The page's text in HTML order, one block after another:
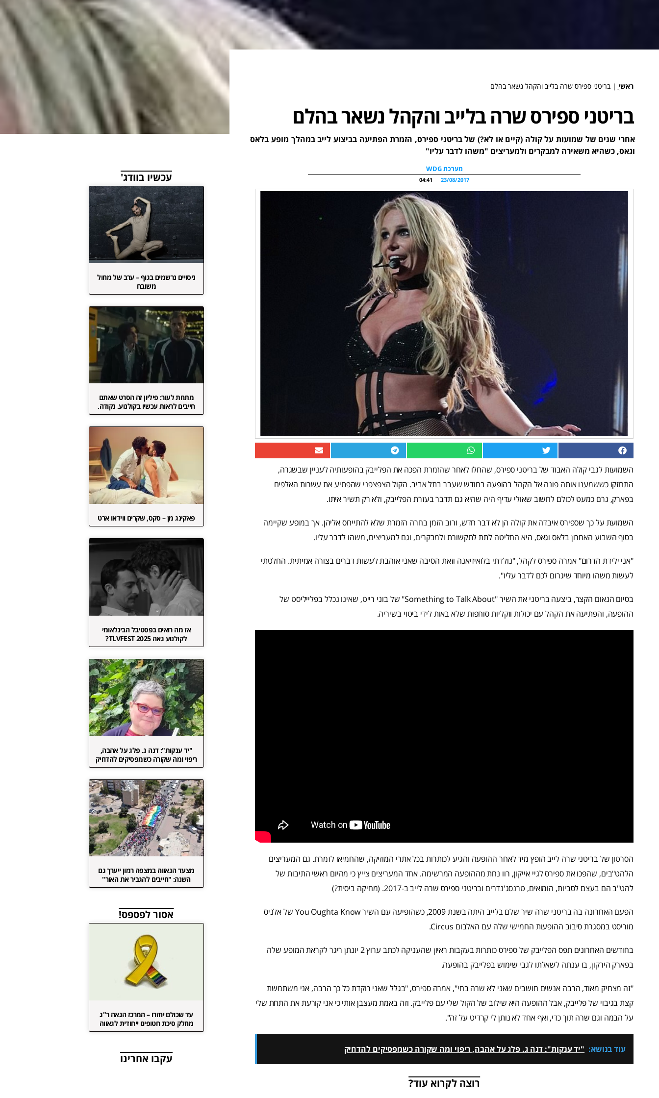
ראשי ֻ|בריטני ספירס שרה בלייב והקהל נשאר בהלם
בריטני ספירס שרה בלייב והקהל נשאר בהלם
אחרי שנים של שמועות על קולה (קיים או לא?) של בריטני ספירס, הזמרת הפתיעה בביצוע לייב במהלך מופע בלאס
וגאס, כשהיא משאירה למבקרים ולמעריצים "משהו לדבר עליו"
מערכת WDG
23/08/2017
04:41
השמועות לגבי קולה האבוד של בריטני ספירס, שהחלו לאחר שהזמרת הפכה את הפלייבק בהופעותיה לעניין שבשגרה,
התחזקו כששמענו אותה פונה אל הקהל בהופעה בחודש שעבר בתל אביב. הקול הצפצפני שהפתיע את עשרות האלפים
בפארק, גרם כמעט לכולם לחשוב שאולי עדיף היה שהיא גם תדבר בעזרת הפלייבק, ולא רק תשיר איתו.
השמועת על כך שספירס איבדה את קולה הן לא דבר חדש, ורוב הזמן בחרה הזמרת שלא להתייחס אליהן. אך במופע שקיימה
בסוף השבוע האחרון בלאס וגאס, היא החליטה לתת לתקשורת ולמבקרים, וגם למעריצים, משהו לדבר עליו.
"אני ילידת הדרום" אמרה ספירס לקהל, "נולדתי בלואיזיאנה וזאת הסיבה שאני אוהבת לעשות דברים בצורה אמיתית. החלטתי
לעשות משהו מיוחד שיגרום לכם לדבר עליו".
בסיום הנאום הקצר, ביצעה בריטני את השיר "Something to Talk About" של בוני רייט, שאינו נכלל בפלייליסט של
ההופעה, והפתיעה את הקהל עם יכולות ווקליות סוחפות שלא באות לידי ביטוי בשיריה.
הסרטון של בריטני שרה לייב הופץ מיד לאחר ההופעה והגיע לכותרות בכל אתרי המוזיקה, שהחמיאו לזמרת. גם המעריצים
הלהט"בים, שהפכו את ספירס לגיי אייקון, רוו נחת מההופעה המרשימה. אחד המעריצים צייץ כי מהיום ראשי התיבות של
להט"ב הם בעצם לסביות, הומואים, טרנסג'נדרים ובריטני ספירס שרה לייב ב-2017. (מחיקה ביסית?)
הפעם האחרונה בה בריטני שרה שיר שלם בלייב היתה בשנת 2009, כשהופיעה עם השיר You Oughta Know של אלניס
מוריסט במסגרת סיבוב ההופעות החמישי שלה עם האלבום Circus.
בחודשים האחרונים תפס הפלייבק של ספירס כותרות בעקבות ראיון שהעניקה לכתב ערוץ 2 יונתן ריגר לקראת המופע שלה
בפארק הירקון, בו ענתה לשאלתו לגבי שימוש בפלייבק בהופעה.
"זה מצחיק מאוד, הרבה אנשים חושבים שאני לא שרה בחי", אמרה ספירס, "בגלל שאני רוקדת כל כך הרבה, אני משתמשת
קצת בגיבוי של פלייבק, אבל ההופעה היא שילוב של הקול שלי עם פלייבק. וזה באמת מעצבן אותי כי אני קורעת את התחת שלי
על הבמה וגם שרה תוך כדי, ואף אחד לא נותן לי קרדיט על זה".
עוד בנושא: "יד ענקות": דנה ג. פלג על אהבה, ריפוי ומה שקורה כשמפסיקים להדחיק
רוצה לקרוא עוד?
עכשיו בוודג'
ניסויים נרשמים בגוף – ערב של מחול
משובח
מתחת לעור: פיליון זה הסרט שאתם
חייבים לראות עכשיו בקולנוע. נקודה.
פאקינג מן – סקס, שקרים ווידאו ארט
אז מה רואים בפסטיבל הבינלאומי
לקולנוע גאה TLVFEST 2025?
"יד ענקות": דנה ג. פלג על אהבה,
ריפוי ומה שקורה כשמפסיקים להדחיק
מצעד הגאווה במצפה רמון ייערך גם
השנה: "חייבים להגביר את האור"
אסור לפספס!
עד שכולם יחזרו – המרכז הגאה ר"ג
מחלק סיכת חטופים ייחודית לגאווה
עקבו אחרינו